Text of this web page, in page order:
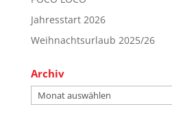
Jahresstart 2026
Weihnachtsurlaub 2025/26
Archiv
Archiv